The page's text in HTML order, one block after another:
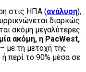
στις ΗΠΑ (ανάλυση),
διαρκώς
ακόμη μεγαλύτερες.
ακόμη, η PacWest,
– με τη μετοχή της
ή περί το 90% μέσα σε